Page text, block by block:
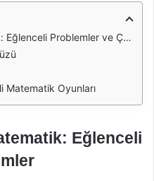
Problemler ve Çözümler
Matematik Oyunları
Eğlenceli